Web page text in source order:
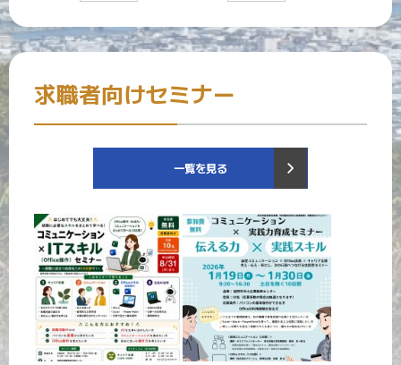
求職者向けセミナー
一覧を見る